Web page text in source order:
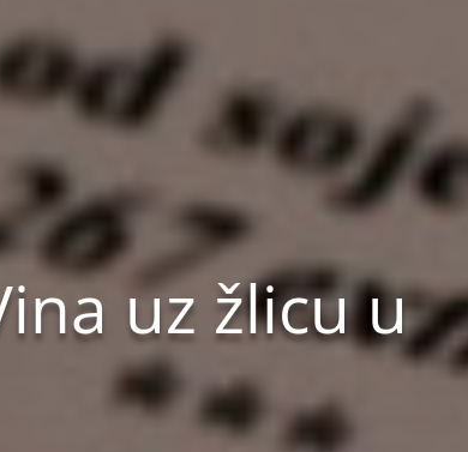
uz žlicu u